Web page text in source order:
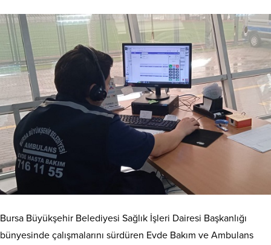
Bursa Büyükşehir Belediyesi Sağlık İşleri Dairesi Başkanlığı
bünyesinde çalışmalarını sürdüren Evde Bakım ve Ambulans